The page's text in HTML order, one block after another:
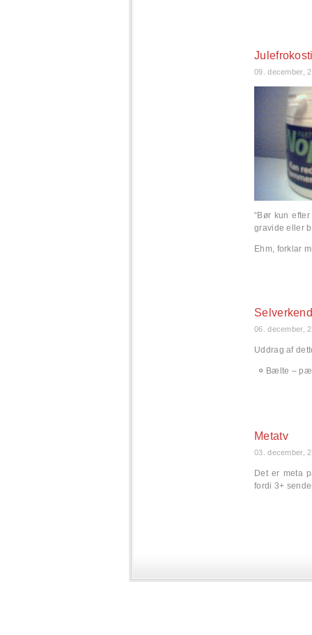
09. december,
“Bør kun
gravide eller
Ehm, forklar
06. december,
Uddrag af
Bælte –
Metatv
03. december,
Det er meta
fordi 3+